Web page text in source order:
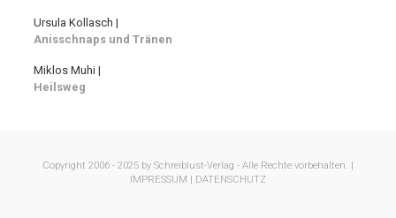
Ursula Kollasch |
Anisschnaps und Tränen
Miklos Muhi |
Heilsweg
Copyright 2006 - 2025 by Schreiblust-Verlag - Alle Rechte vorbehalten. |
IMPRESSUM |
DATENSCHUTZ